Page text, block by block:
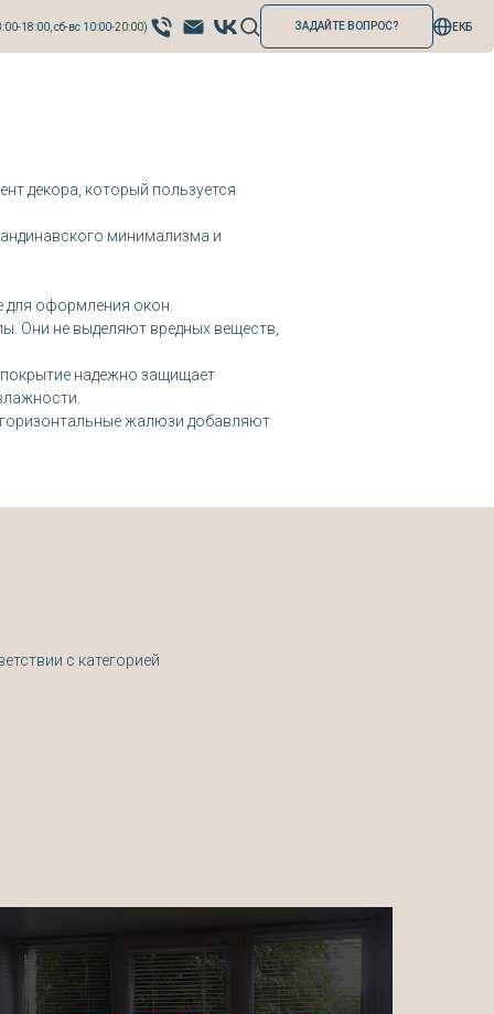
18:00, сб-вс 10:00-20:00) ЗАДАЙТЕ ВОПРОС? ЕКБ
декора, который пользуется
минимализма и
для оформления окон.
Они не выделяют вредных веществ,
надежно защищает
жалюзи добавляют
с категорией